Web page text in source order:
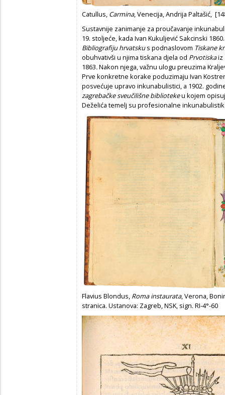
Catullus, Carmina, Venecija, Andrija Paltašić,
Sustavnije zanimanje za proučavanje
19. stoljeće, kada Ivan Kukuljević Sakcinski
Bibliografiju hrvatskus podnaslovom Tiskane
obuhvativši u njima tiskana djela od Prvotiskaiz
1863.Nakon njega, važnu ulogu preuzima
Prve konkretne korake poduzimaju Ivan
posvećuje upravo inkunabulistici, a 1902.
zagrebačke sveučilišne bibliotekeu kojem
Deželića temelj su profesionalne
Flavius Blondus, Roma instaurata, Verona,
stranica. Ustanova: Zagreb, NSK, sign. RI-4°-60